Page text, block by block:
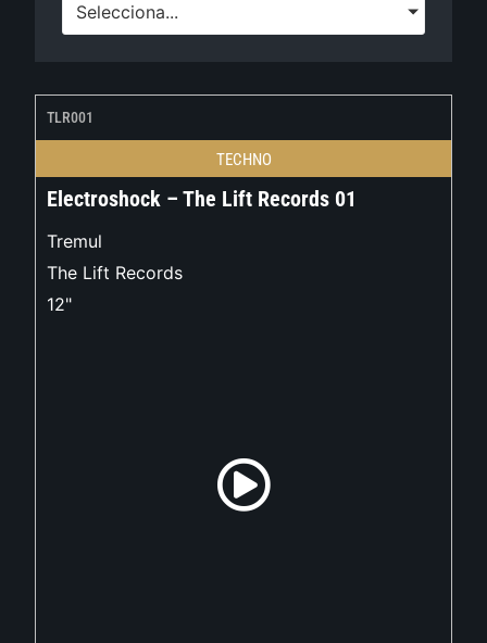
Selecciona...
TLR001
TECHNO
Electroshock – The Lift Records 01
Tremul
The Lift Records
12"